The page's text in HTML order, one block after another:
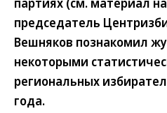
председатель
Вешняков познакомил
некоторыми
региональных
года.